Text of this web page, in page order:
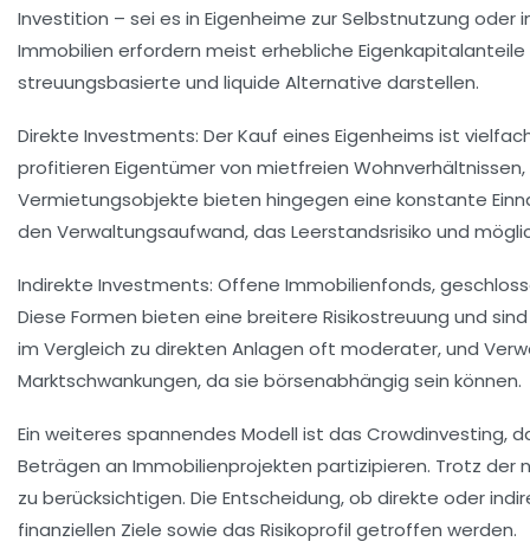
Investition – sei es in Eigenheime zur Selbstnutzung
Immobilien erfordern meist erhebliche
streuungsbasierte und liquide Alternative darstellen.
Direkte Investments: Der Kauf eines Eigenheims ist
profitieren Eigentümer von mietfreien
Vermietungsobjekte bieten hingegen eine konstante
den Verwaltungsaufwand, das Leerstandsrisiko und
Indirekte Investments: Offene Immobilienfonds,
Diese Formen bieten eine breitere Risikostreuung und
im Vergleich zu direkten Anlagen oft moderater, und
Marktschwankungen, da sie börsenabhängig sein können.
Ein weiteres spannendes Modell ist das Crowdinvesting,
Beträgen an Immobilienprojekten partizipieren. Trotz der
zu berücksichtigen. Die Entscheidung, ob direkte oder
finanziellen Ziele sowie das Risikoprofil getroffen werden.